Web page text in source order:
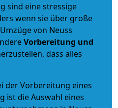
sind eine stressige
wenn sie über große
von Neuss
Vorbereitung und
dass alles
der Vorbereitung eines
ist die Auswahl eines